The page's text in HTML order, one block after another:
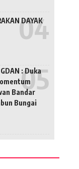
DAYAK
: Duka
Bandar
Bungai